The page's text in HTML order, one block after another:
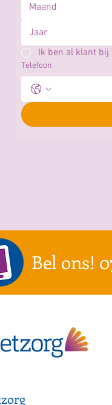
Maand
Ik ben al klant bij
Telefoon
Bel ons!